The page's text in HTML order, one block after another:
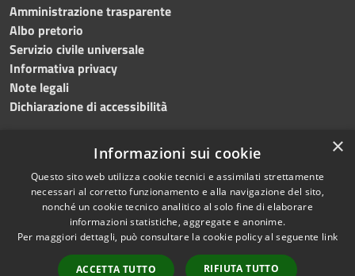
Amministrazione trasparente
Albo pretorio
Servizio civile universale
Informativa privacy
Note legali
Dichiarazione di accessibilità
RSS
Accessibilità
Cookie
Mappa del sito
Copyright © 2023 •
Comune di Noicàttaro
Powered byMunicipium
Redazione•Portale
dipendente
×
Informazioni sui cookie
Questo sito web utilizza cookie tecnici e assimilati strettamente
necessari al corretto funzionamento e alla navigazione del sito,
nonché un cookie tecnico analitico al solo fine di elaborare
informazioni statistiche, aggregate e anonime.
Per maggiori dettagli, può consultare la cookie policy al seguente link
ACCETTA TUTTO RIFIUTA TUTTO